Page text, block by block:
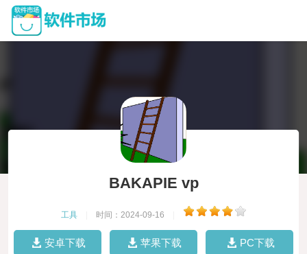
BAKAPIE vp
工具 时间：2024-09-16
安卓下载 苹果下载 PC下载